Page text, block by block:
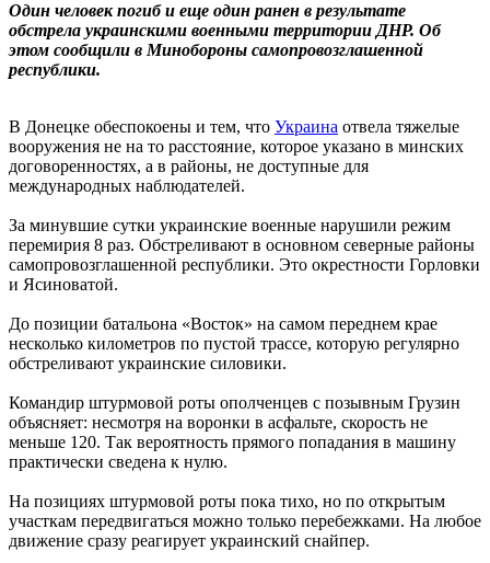
Один человек погиб и еще один ранен в результате
обстрела украинскими военными территории ДНР. Об
этом сообщили в Минобороны самопровозглашенной
республики.
В Донецке обеспокоены и тем, что Украина отвела тяжелые
вооружения не на то расстояние, которое указано в минских
договоренностях, а в районы, не доступные для
международных наблюдателей.
За минувшие сутки украинские военные нарушили режим
перемирия 8 раз. Обстреливают в основном северные районы
самопровозглашенной республики. Это окрестности Горловки
и Ясиноватой.
До позиции батальона «Восток» на самом переднем крае
несколько километров по пустой трассе, которую регулярно
обстреливают украинские силовики.
Командир штурмовой роты ополченцев с позывным Грузин
объясняет: несмотря на воронки в асфальте, скорость не
меньше 120. Так вероятность прямого попадания в машину
практически сведена к нулю.
На позициях штурмовой роты пока тихо, но по открытым
участкам передвигаться можно только перебежками. На любое
движение сразу реагирует украинский снайпер.